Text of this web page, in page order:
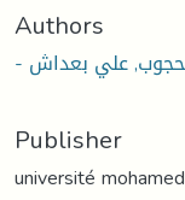
Authors
علي بعداش
Publisher
université